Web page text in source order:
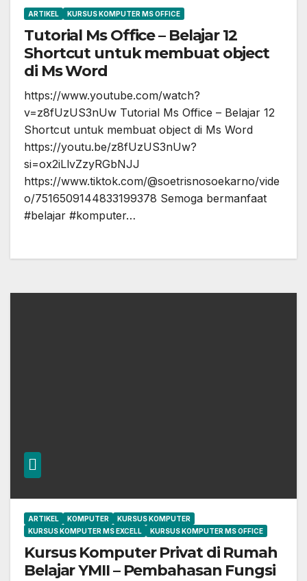
ARTIKEL KURSUS KOMPUTER MS OFFICE
Tutorial Ms Office – Belajar 12
Shortcut untuk membuat object
di Ms Word
https://www.youtube.com/watch?
v=z8fUzUS3nUw Tutorial Ms Office – Belajar 12
Shortcut untuk membuat object di Ms Word
https://youtu.be/z8fUzUS3nUw?
si=ox2iLlvZzyRGbNJJ
https://www.tiktok.com/@soetrisnosoekarno/vide
o/7516509144833199378 Semoga bermanfaat
#belajar #komputer…
ARTIKEL KOMPUTER
KURSUS KOMPUTER
KURSUS KOMPUTER MS EXCELL
KURSUS KOMPUTER MS OFFICE
Kursus Komputer Privat di Rumah
Belajar YMII – Pembahasan Fungsi